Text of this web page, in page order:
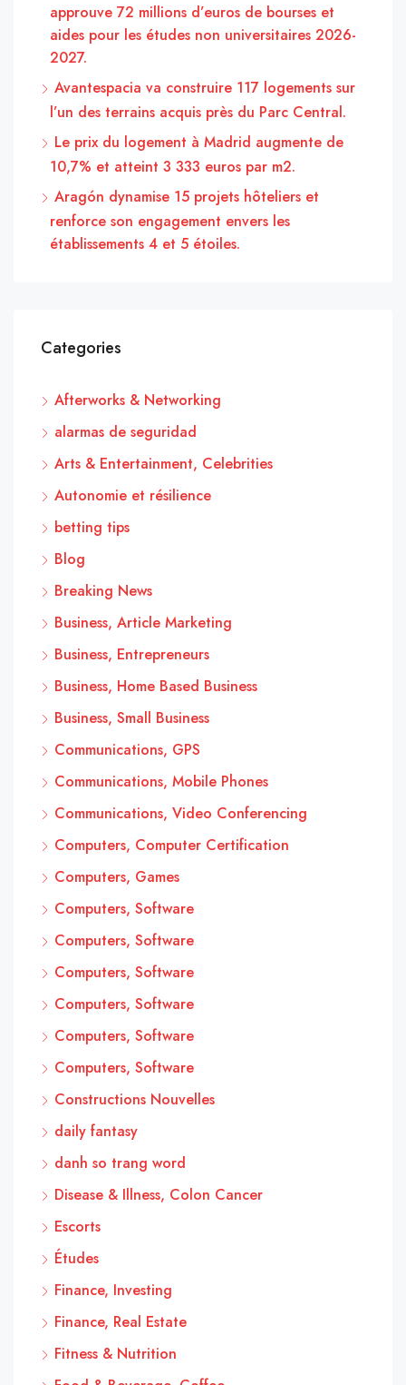
approuve 72 millions d’euros de bourses et
aides pour les études non universitaires 2026-
2027.
Avantespacia va construire 117 logements sur
l’un des terrains acquis près du Parc Central.
Le prix du logement à Madrid augmente de
10,7% et atteint 3 333 euros par m2.
Aragón dynamise 15 projets hôteliers et
renforce son engagement envers les
établissements 4 et 5 étoiles.
Categories
Afterworks & Networking
alarmas de seguridad
Arts & Entertainment, Celebrities
Autonomie et résilience
betting tips
Blog
Breaking News
Business, Article Marketing
Business, Entrepreneurs
Business, Home Based Business
Business, Small Business
Communications, GPS
Communications, Mobile Phones
Communications, Video Conferencing
Computers, Computer Certification
Computers, Games
Computers, Software
Computers, Software
Computers, Software
Computers, Software
Computers, Software
Computers, Software
Constructions Nouvelles
daily fantasy
danh so trang word
Disease & Illness, Colon Cancer
Escorts
Études
Finance, Investing
Finance, Real Estate
Fitness & Nutrition